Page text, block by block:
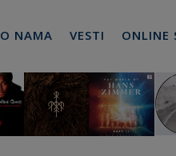
O NAMA VESTI ONLINE